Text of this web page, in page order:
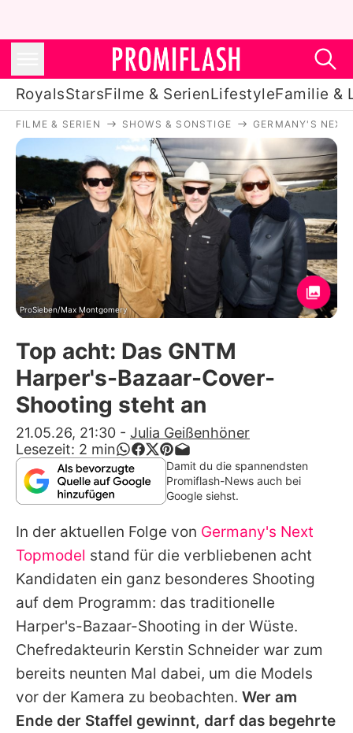
RoyalsStarsFilme & SerienLifestyleFamilie &
Royals
Stars
Filme & Serien
Lifestyle
Familie & Liebe
Promiflash Exklusiv
Alle Themen auf Promiflash
Jobs
App runterladen
Team
Redaktionelle Richtlinien
Impressum
Datenschutzerklärung
Nutzungsbedingungen
Utiq verwalten
FILME & SERIEN SHOWS & SONSTIGE GERMANY'S NEXT
ProSieben/Max Montgomery
Top acht: Das GNTM
Harper's-Bazaar-Cover-
Shooting steht an
21.05.26, 21:30 - Julia Geißenhöner
Lesezeit: 2 min
Damit du die spannendsten
Promiflash-News auch bei
Google siehst.
In der aktuellen Folge von Germany's Next
Topmodel stand für die verbliebenen acht
Kandidaten ein ganz besonderes Shooting
auf dem Programm: das traditionelle
Harper's-Bazaar-Shooting in der Wüste.
Chefredakteurin Kerstin Schneider war zum
bereits neunten Mal dabei, um die Models
vor der Kamera zu beobachten. Wer am
Ende der Staffel gewinnt, darf das begehrte